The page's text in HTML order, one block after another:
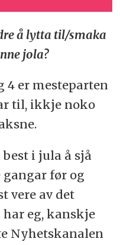
å lytta til/smaka
jola?
4 er mesteparten
til, ikkje noko
i jula å sjå
før og
vere av det
har eg, kanskje
Nyhetskanalen